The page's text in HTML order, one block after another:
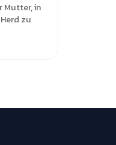
Mutter, in
zu